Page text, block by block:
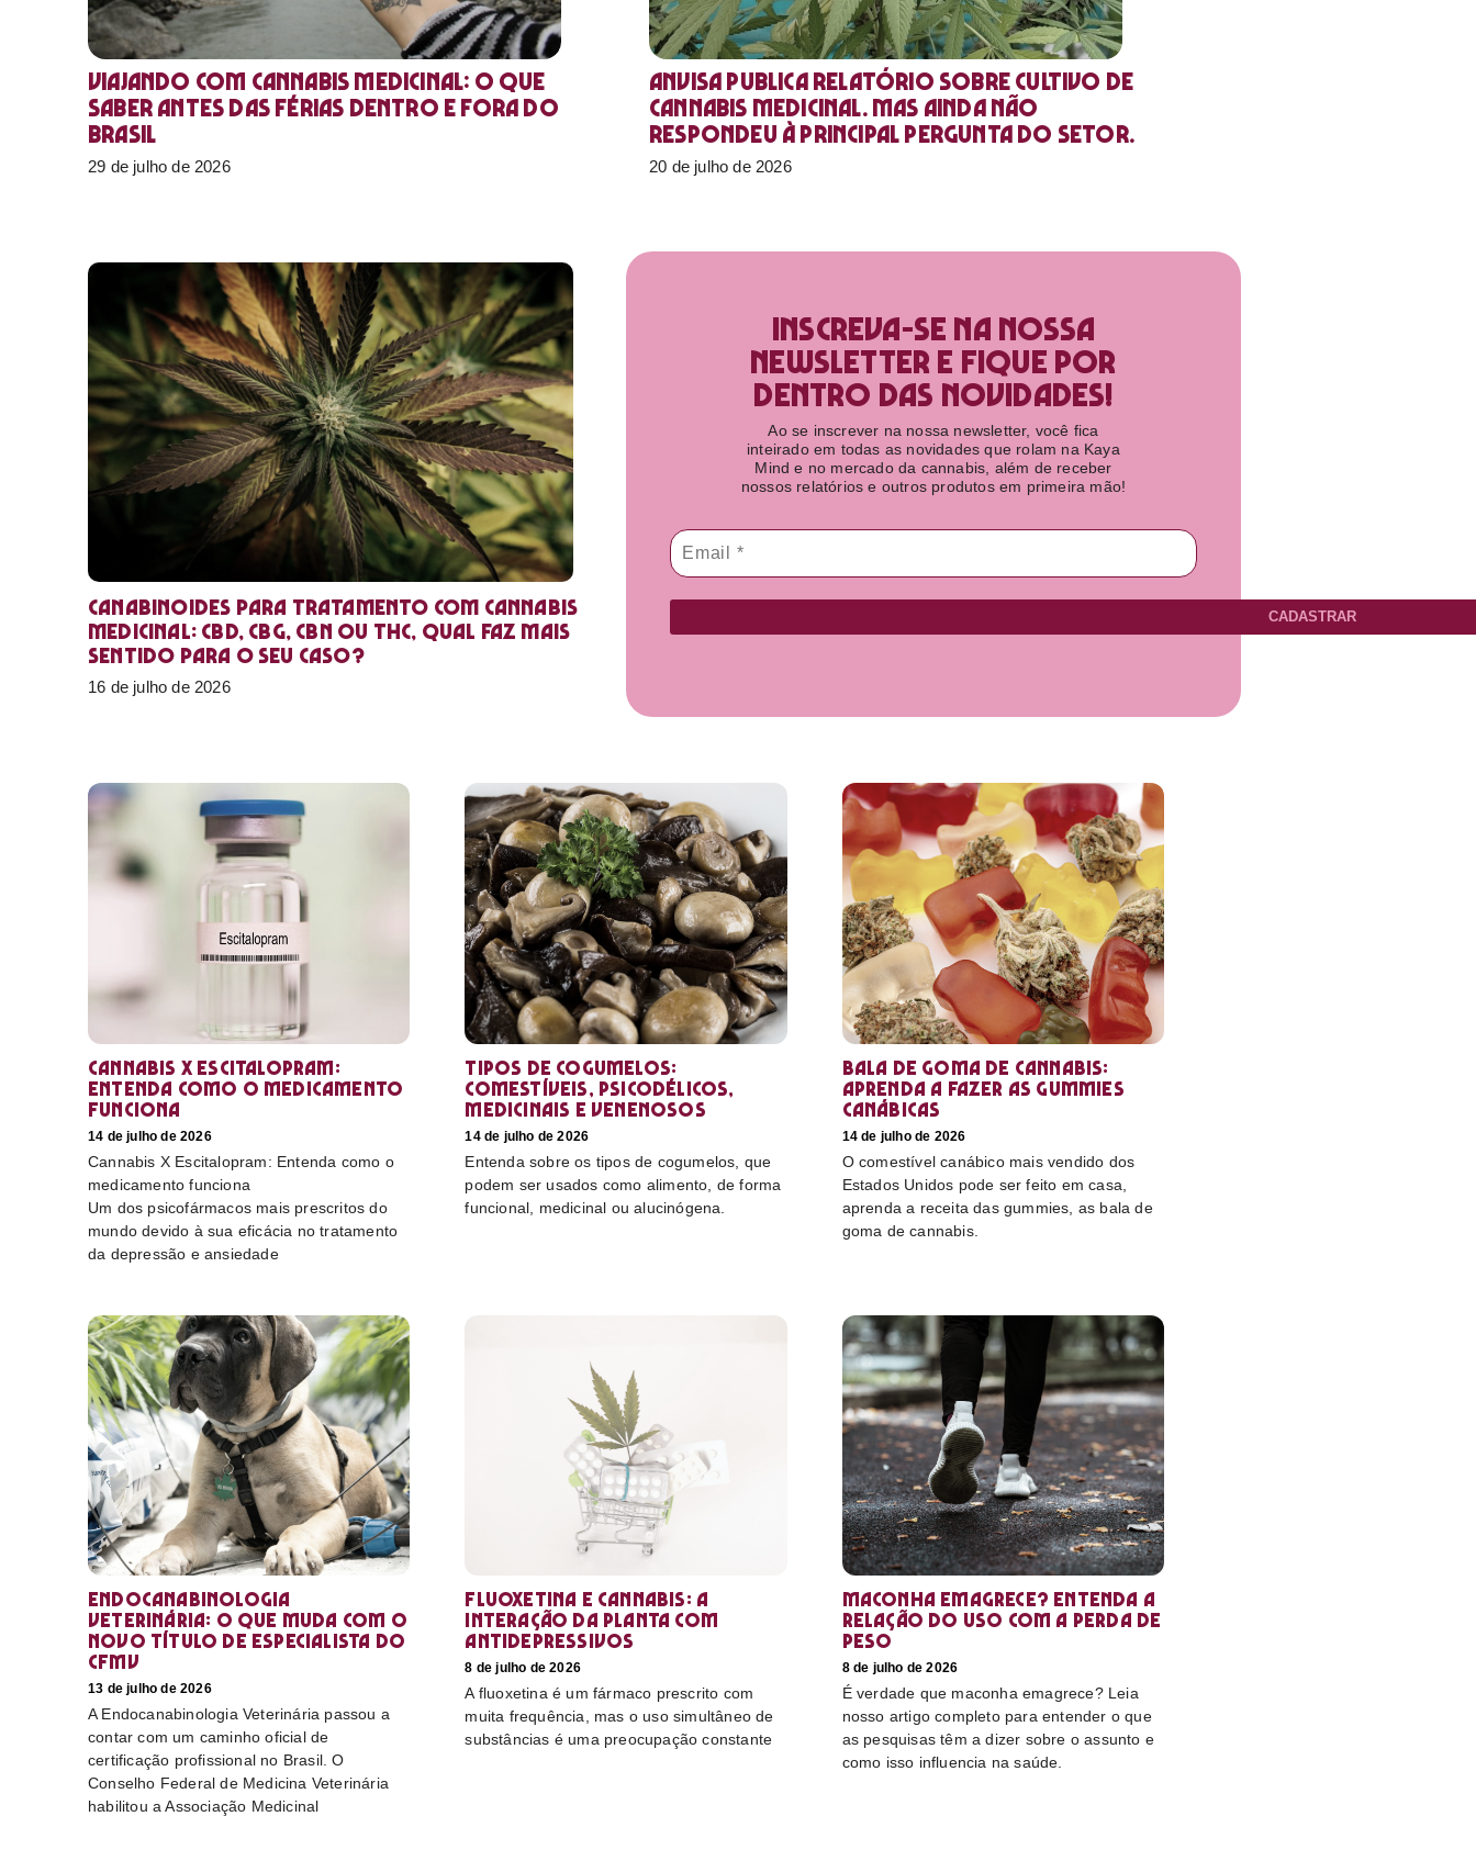
Viajando com cannabis medicinal: o que
saber antes das férias dentro e fora do
Brasil
29 de julho de 2026
Anvisa publica relatório sobre cultivo de
Cannabis medicinal. Mas ainda não
respondeu à principal pergunta do setor.
20 de julho de 2026
Canabinoides para tratamento com cannabis
medicinal: CBD, CBG, CBN ou THC, qual faz mais
sentido para o seu caso?
16 de julho de 2026
Inscreva-se na nossa
newsletter e fique por
dentro das novidades!​
Ao se inscrever na nossa newsletter, você fica
inteirado em todas as novidades que rolam na Kaya
Mind e no mercado da cannabis, além de receber
nossos relatórios e outros produtos em primeira mão!
CADASTRAR
Cannabis X Escitalopram:
Entenda como o medicamento
funciona
14 de julho de 2026
Cannabis X Escitalopram: Entenda como o
medicamento funciona
Um dos psicofármacos mais prescritos do
mundo devido à sua eficácia no tratamento
da depressão e ansiedade
Tipos de cogumelos:
comestíveis, psicodélicos,
medicinais e venenosos
14 de julho de 2026
Entenda sobre os tipos de cogumelos, que
podem ser usados como alimento, de forma
funcional, medicinal ou alucinógena.
Bala de goma de cannabis:
aprenda a fazer as gummies
canábicas
14 de julho de 2026
O comestível canábico mais vendido dos
Estados Unidos pode ser feito em casa,
aprenda a receita das gummies, as bala de
goma de cannabis.
Endocanabinologia
Veterinária: o que muda com o
novo título de especialista do
CFMV
13 de julho de 2026
A Endocanabinologia Veterinária passou a
contar com um caminho oficial de
certificação profissional no Brasil. O
Conselho Federal de Medicina Veterinária
habilitou a Associação Medicinal
Fluoxetina e Cannabis: a
interação da planta com
antidepressivos
8 de julho de 2026
A fluoxetina é um fármaco prescrito com
muita frequência, mas o uso simultâneo de
substâncias é uma preocupação constante
Maconha emagrece? Entenda a
relação do uso com a perda de
peso
8 de julho de 2026
É verdade que maconha emagrece? Leia
nosso artigo completo para entender o que
as pesquisas têm a dizer sobre o assunto e
como isso influencia na saúde.